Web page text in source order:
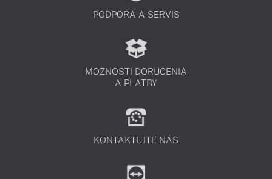
PODPORA A SERVIS
MOŽNOSTI DORUČENIA
A PLATBY
KONTAKTUJTE NÁS